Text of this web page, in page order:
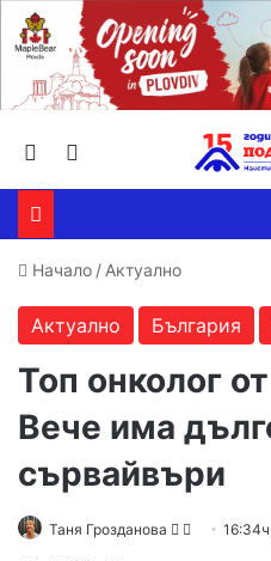
Търсене ...
Начало / Актуално
Актуално България
Топ онколог
Вече има
сървайвъри
Таня Грозданова
Follow
Send